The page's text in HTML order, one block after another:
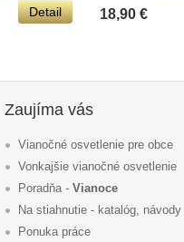
Detail 18,90 €
Zaujíma vás
Vianočné osvetlenie pre obce
Vonkajšie vianočné osvetlenie
Poradňa - Vianoce
Na stiahnutie - katalóg, návody
Ponuka práce